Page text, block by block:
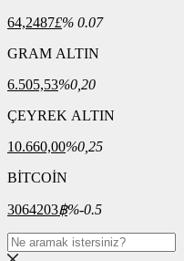
64,2487£% 0.07
GRAM ALTIN
6.505,53%0,20
ÇEYREK ALTIN
10.660,00%0,25
BİTCOİN
3064203฿%-0.5